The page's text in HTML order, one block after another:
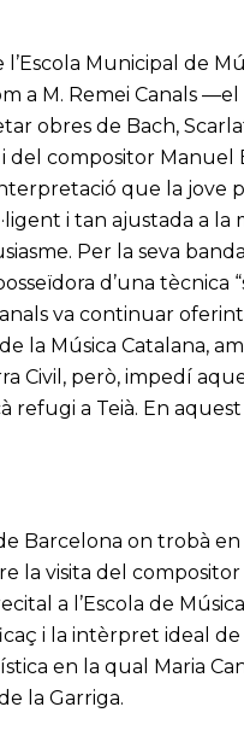
Municipal de
a M. Remei Canals
obres de Bach,
del compositor Manuel
que la jove
i tan ajustada a la
Per la seva
d’una tècnica
va continuar
la Música Catalana,
Civil, però, impedí
refugi a Teià. En
Barcelona on trobà
la visita del compositor
a l’Escola de
i la intèrpret ideal de
en la qual Maria
la Garriga.